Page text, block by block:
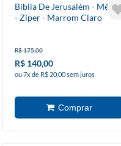
Bíblia De Jerusalém - Média
- Zíper - Marrom Claro
R$ 175,00
R$ 140,00
ou 7x de R$ 20,00 sem juros